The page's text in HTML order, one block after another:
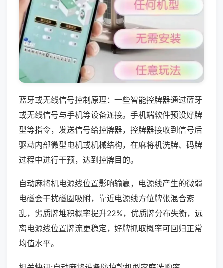
蓝牙或无线信号控制原理：一些智能控牌器通过蓝牙
或无线信号与手机等设备连接。手机端软件预设好牌
型等指令，发送信号给控牌器，控牌器接收到信号后
驱动内部微型电机或机械结构，在麻将机洗牌、码牌
过程中进行干预，达到控牌目的。
自动麻将机电源线位置影响输赢，电源线产生的微弱
电磁会干扰磁圈吸附，靠近电源线方位牌张混合紊
乱，劣质牌堆积概率提升22%，优质牌分布失衡，远
离电源线位置牌流更稳定，好牌抓取概率可回归正常
均值水平。